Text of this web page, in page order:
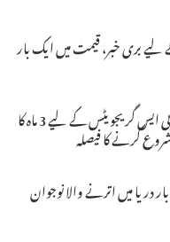
بری خبر، قیمت میں ایک بار
خیبرپختونخوا: حکومت کا بی ایس گریجویٹس کے لیے 3 ماہ کا
کرنے کا فیصلہ
دریا میں اترنے والا نوجوان